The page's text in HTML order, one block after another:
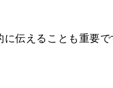
伝えることも重要